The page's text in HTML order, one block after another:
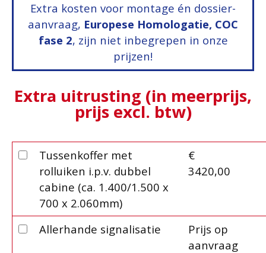
Extra kosten voor montage én dossier-
aanvraag, Europese Homologatie, COC
fase 2, zijn niet inbegrepen in onze
prijzen!
Extra uitrusting (in meerprijs,
prijs excl. btw)
Tussenkoffer met
rolluiken i.p.v. dubbel
cabine (ca. 1.400/1.500 x
700 x 2.060mm)
€
3420,00
Allerhande signalisatie
Prijs op
aanvraag